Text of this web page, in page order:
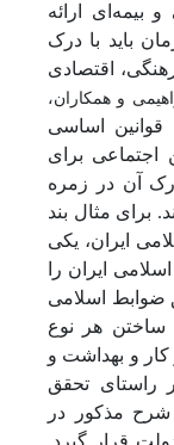
بیمه‌ای ارائه
باید با درک
اقتصادی
و همکاران،
قوانین اساسی
اجتماعی برای
آن در زمره
برای مثال بند
ایران، یکی
اسلامی ایران را
ضوابط اسلامی
هر نوع
و بهداشت و
راستای تحقق
مذکور در